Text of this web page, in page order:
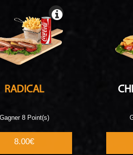
RADICAL
Gagner 8 Point(s)
8.00€